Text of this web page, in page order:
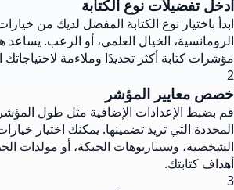
أدخل تفضيلات نوع الكتابة
ابدأ باختيار نوع الكتابة المفضل لديك من
الرومانسية، الخيال العلمي، أو الرعب. يساعد
مؤشرات كتابة أكثر تحديدًا وملاءمة
2
خصص معايير المؤشر
قم بضبط الإعدادات الإضافية مثل طول المؤشر،
المحددة التي تريد تضمينها. يمكنك اختيار
الشخصية، وسيناريوهات الحبكة، أو مولدات
أهداف كتابتك.
3